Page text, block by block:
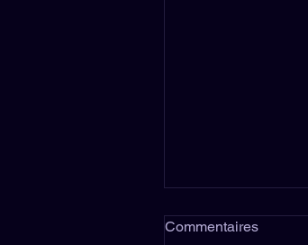
Commentaires